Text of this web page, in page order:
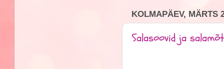
KOLMAPÄEV, MÄRTS
Salasoovid ja